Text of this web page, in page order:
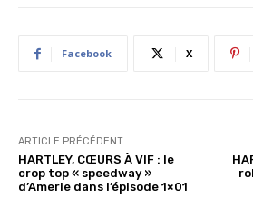
Facebook X
ARTICLE PRÉCÉDENT
HARTLEY, CŒURS À VIF : le
crop top « speedway »
d’Amerie dans l’épisode 1×01